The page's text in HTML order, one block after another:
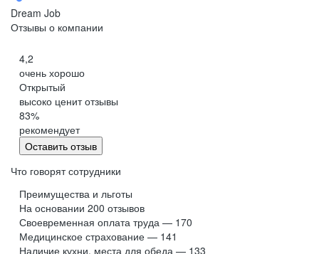
Dream Job
Отзывы о компании
4,2
очень хорошо
Открытый
высоко ценит отзывы
83%
рекомендует
Оставить отзыв
Что говорят сотрудники
Преимущества и льготы
На основании 200 отзывов
Своевременная оплата труда — 170
Медицинское страхование — 141
Наличие кухни, места для обеда — 133